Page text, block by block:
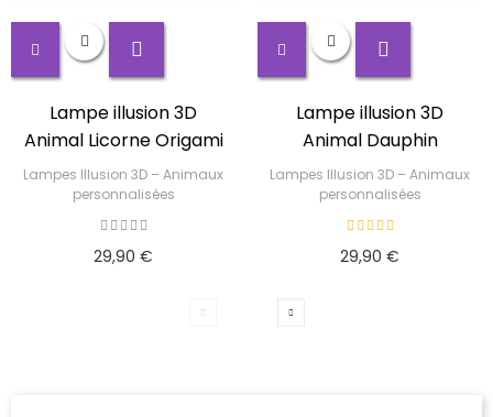
Lampe illusion 3D
Animal Licorne Origami
Lampes Illusion 3D – Animaux
personnalisées
29,90 €
Lampe illusion 3D
Animal Dauphin
Lampes Illusion 3D – Animaux
personnalisées
29,90 €